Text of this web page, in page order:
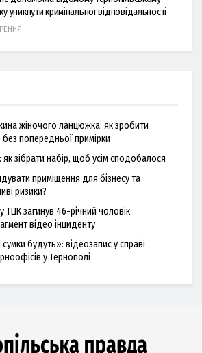
уникнути кримінальної відповідальності
жіночого ланцюжка: як зробити
попередньої примірки
як зібрати набір, щоб усім сподобалося
приміщення для бізнесу та
ризики?
ТЦК загинув 46-річний чоловік:
відео інциденту
будуть»: відеозапис у справі
у Тернополі